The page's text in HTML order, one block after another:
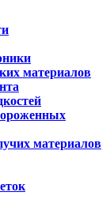
материалов
материалов